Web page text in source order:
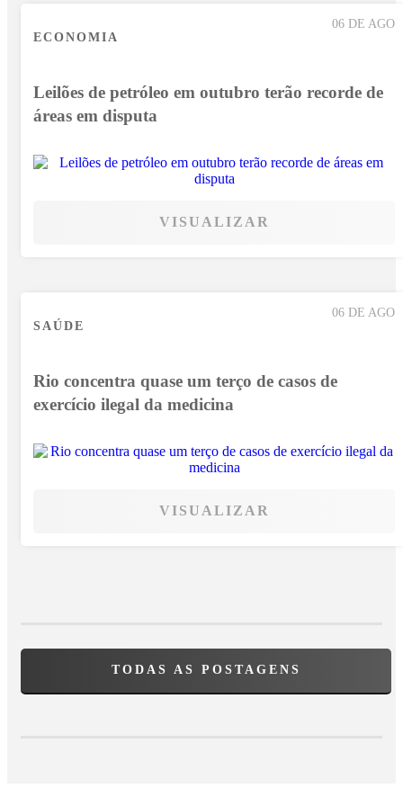
06 DE AGO
ECONOMIA
Leilões de petróleo em outubro terão recorde de
áreas em disputa
VISUALIZAR
06 DE AGO
SAÚDE
Rio concentra quase um terço de casos de
exercício ilegal da medicina
VISUALIZAR
TODAS AS POSTAGENS